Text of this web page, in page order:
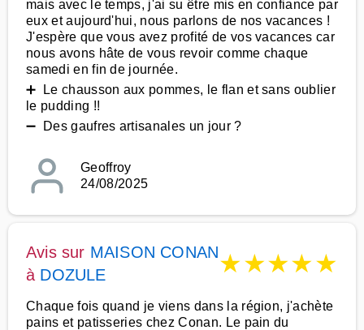
mais avec le temps, j'ai su être mis en confiance par
eux et aujourd'hui, nous parlons de nos vacances !
J'espère que vous avez profité de vos vacances car
nous avons hâte de vous revoir comme chaque
samedi en fin de journée.
➕ Le chausson aux pommes, le flan et sans oublier
le pudding !!
➖ Des gaufres artisanales un jour ?
Geoffroy
24/08/2025
Avis sur MAISON CONAN
à DOZULE ★★★★★
Chaque fois quand je viens dans la région, j'achète
pains et patisseries chez Conan. Le pain du